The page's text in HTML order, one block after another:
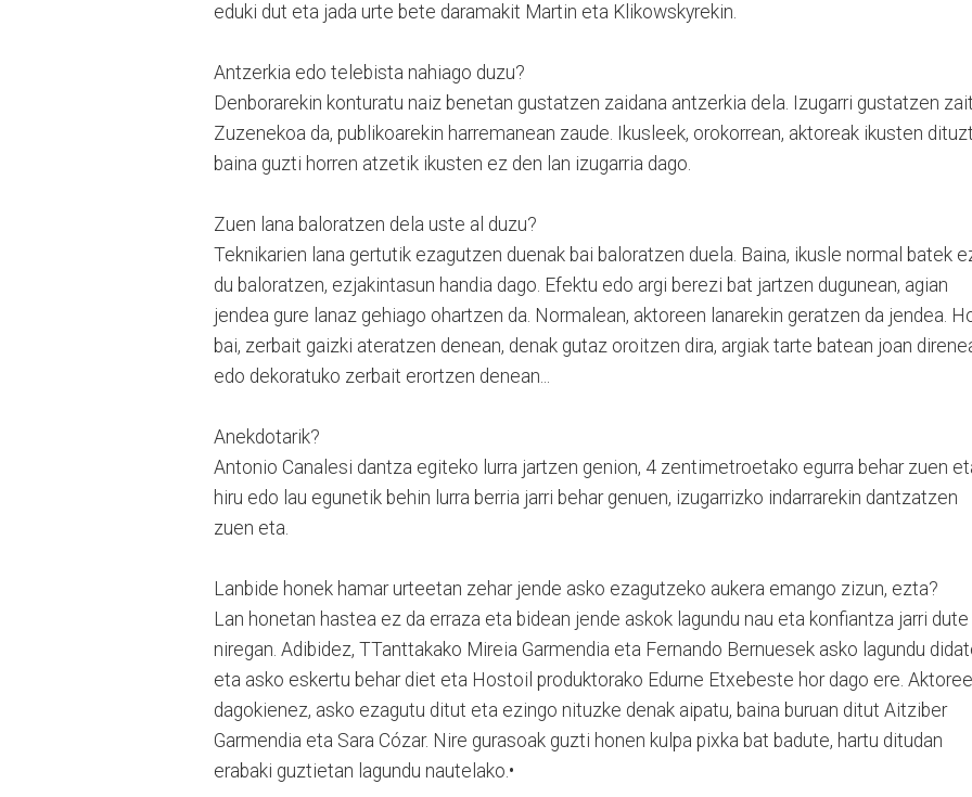
eduki dut eta jada urte bete daramakit Martin eta Klikowskyrekin.
Antzerkia edo telebista nahiago duzu?
Denborarekin konturatu naiz benetan gustatzen zaidana antzerkia dela. Izugarri gustatzen zait.
Zuzenekoa da, publikoarekin harremanean zaude. Ikusleek, orokorrean, aktoreak ikusten
baina guzti horren atzetik ikusten ez den lan izugarria dago.
Zuen lana baloratzen dela uste al duzu?
Teknikarien lana gertutik ezagutzen duenak bai baloratzen duela. Baina, ikusle normal batek
du baloratzen, ezjakintasun handia dago. Efektu edo argi berezi bat jartzen dugunean, agian
jendea gure lanaz gehiago ohartzen da. Normalean, aktoreen lanarekin geratzen da jendea.
bai, zerbait gaizki ateratzen denean, denak gutaz oroitzen dira, argiak tarte batean joan
edo dekoratuko zerbait erortzen denean...
Anekdotarik?
Antonio Canalesi dantza egiteko lurra jartzen genion, 4 zentimetroetako egurra behar zuen
hiru edo lau egunetik behin lurra berria jarri behar genuen, izugarrizko indarrarekin dantzatzen
zuen eta.
Lanbide honek hamar urteetan zehar jende asko ezagutzeko aukera emango zizun, ezta?
Lan honetan hastea ez da erraza eta bidean jende askok lagundu nau eta konfiantza jarri dute
niregan. Adibidez, TTanttakako Mireia Garmendia eta Fernando Bernuesek asko lagundu
eta asko eskertu behar diet eta Hostoil produktorako Edurne Etxebeste hor dago ere.
dagokienez, asko ezagutu ditut eta ezingo nituzke denak aipatu, baina buruan ditut Aitziber
Garmendia eta Sara Cózar. Nire gurasoak guzti honen kulpa pixka bat badute, hartu ditudan
erabaki guztietan lagundu nautelako.•